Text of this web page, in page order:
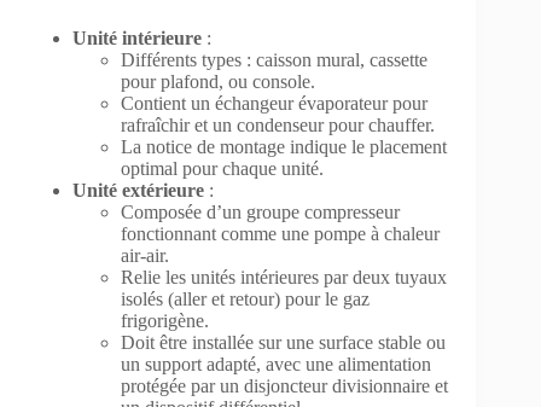
Unité intérieure :
Différents types : caisson mural, cassette
pour plafond, ou console.
Contient un échangeur évaporateur pour
rafraîchir et un condenseur pour chauffer.
La notice de montage indique le placement
optimal pour chaque unité.
Unité extérieure :
Composée d’un groupe compresseur
fonctionnant comme une pompe à chaleur
air-air.
Relie les unités intérieures par deux tuyaux
isolés (aller et retour) pour le gaz
frigorigène.
Doit être installée sur une surface stable ou
un support adapté, avec une alimentation
protégée par un disjoncteur divisionnaire et